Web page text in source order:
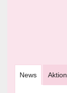
News Aktion